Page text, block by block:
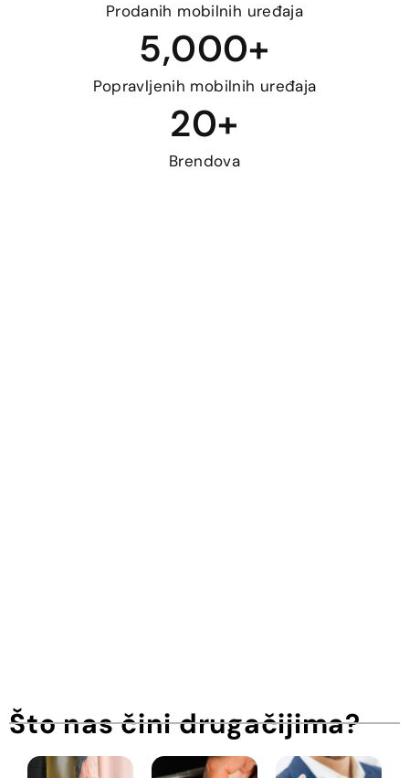
Prodanih mobilnih uređaja
Popravljenih mobilnih uređaja
5,000+
Brendova
20+
Što nas čini drugačijima?